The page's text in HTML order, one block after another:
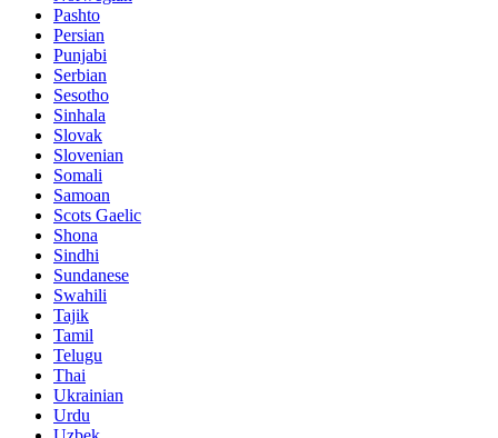
Pashto
Persian
Punjabi
Serbian
Sesotho
Sinhala
Slovak
Slovenian
Somali
Samoan
Scots Gaelic
Shona
Sindhi
Sundanese
Swahili
Tajik
Tamil
Telugu
Thai
Ukrainian
Urdu